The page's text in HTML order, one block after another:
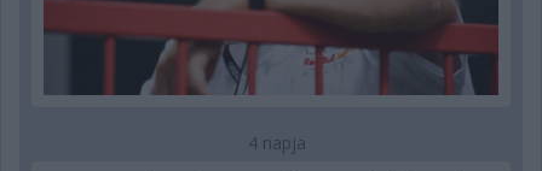
4 napja